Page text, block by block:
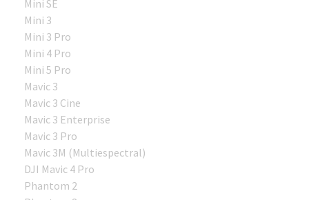
Mini SE
Mini 3
Mini 3 Pro
Mini 4 Pro
Mini 5 Pro
Mavic 3
Mavic 3 Cine
Mavic 3 Enterprise
Mavic 3 Pro
Mavic 3M (Multiespectral)
DJI Mavic 4 Pro
Phantom 2